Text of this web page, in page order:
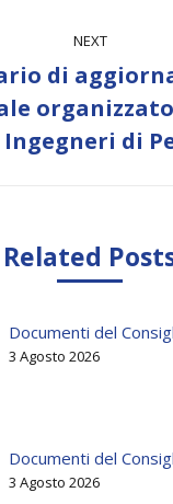
NEXT
Next
di
di
Related
Documenti del
3 Agosto 2026
Documenti del
3 Agosto 2026